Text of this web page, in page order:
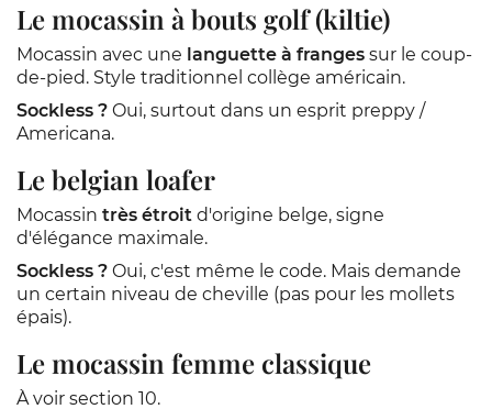
Le mocassin à bouts golf (kiltie)
Mocassin avec une languette à franges sur le coup-
de-pied. Style traditionnel collège américain.
Sockless ? Oui, surtout dans un esprit preppy /
Americana.
Le belgian loafer
Mocassin très étroit d'origine belge, signe
d'élégance maximale.
Sockless ? Oui, c'est même le code. Mais demande
un certain niveau de cheville (pas pour les mollets
épais).
Le mocassin femme classique
À voir section 10.